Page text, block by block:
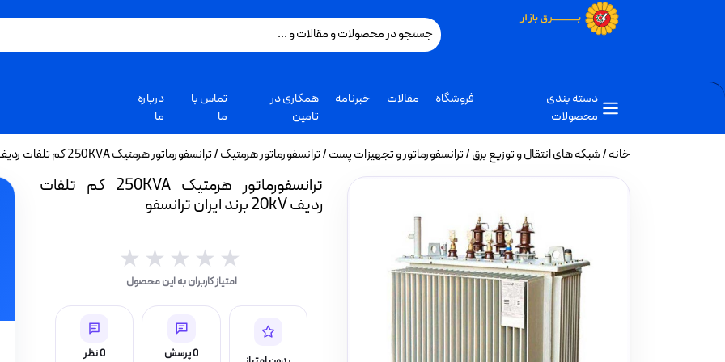
دسته بندی
محصولات
فروشگاه مقالات خبرنامه
همکاری در
تامین
تماس با
ما
درباره
ما
خانه/شبکه های انتقال و توزیع برق/ترانسفورماتور و تجهیزات پست/ترانسفورماتور هرمتیک/ ترانسفورماتور هرمتیک 250KVA کم تلفات ردیف 20kV برند ایران ترانسفو
ترانسفورماتور هرمتیک 250KVA کم تلفات
ردیف 20kV برند ایران ترانسفو
★★★★★
امتیاز کاربران به این محصول
0 پرسش 0 نظر